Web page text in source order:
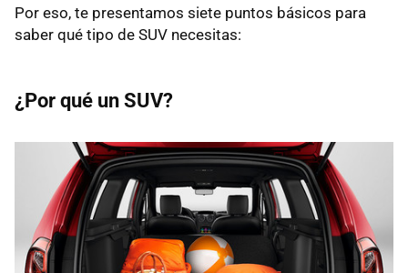
Por eso, te presentamos siete puntos básicos para
saber qué tipo de SUV necesitas:
¿Por qué un SUV?